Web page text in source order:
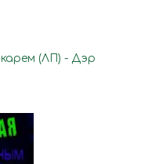
(ЛП) - Дэр